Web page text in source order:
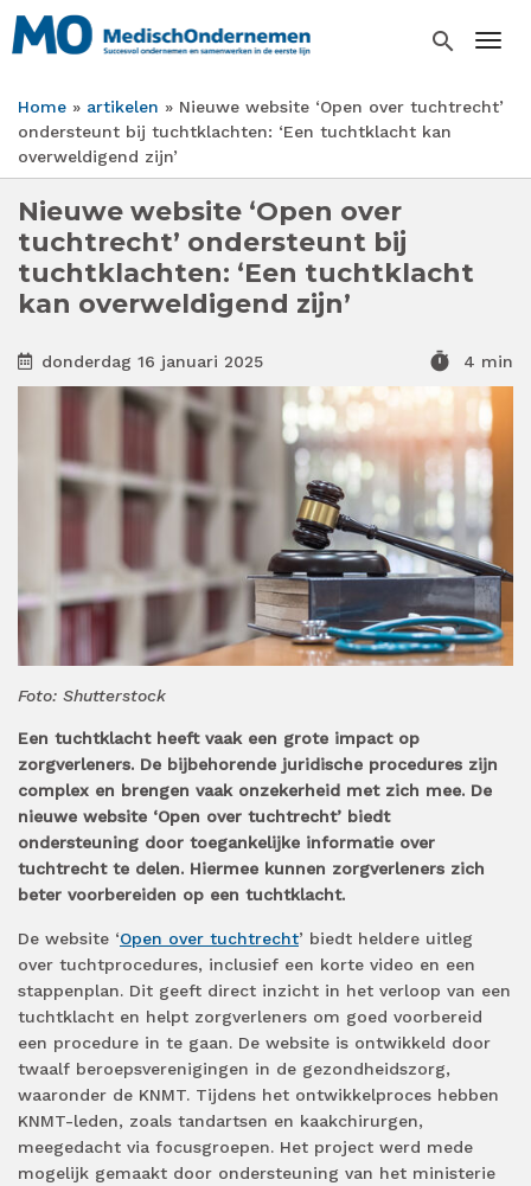
Overslaan
en
inhoud
gaan
search
Kruimelpad
Home artikelen
Nieuwe website ‘Open over tuchtrecht’
ondersteunt bij tuchtklachten: ‘Een tuchtklacht kan
overweldigend zijn’
Nieuwe website ‘Open over
tuchtrecht’ ondersteunt bij
tuchtklachten: ‘Een tuchtklacht
kan overweldigend zijn’
donderdag 16 januari 2025 timer 4 min
Foto: Shutterstock
Een tuchtklacht heeft vaak een grote impact op
zorgverleners. De bijbehorende juridische procedures zijn
complex en brengen vaak onzekerheid met zich mee. De
nieuwe website ‘Open over tuchtrecht’ biedt
ondersteuning door toegankelijke informatie over
tuchtrecht te delen. Hiermee kunnen zorgverleners zich
beter voorbereiden op een tuchtklacht.
De website ‘Open over tuchtrecht’ biedt heldere uitleg
over tuchtprocedures, inclusief een korte video en een
stappenplan. Dit geeft direct inzicht in het verloop van een
tuchtklacht en helpt zorgverleners om goed voorbereid
een procedure in te gaan. De website is ontwikkeld door
twaalf beroepsverenigingen in de gezondheidszorg,
waaronder de KNMT. Tijdens het ontwikkelproces hebben
KNMT-leden, zoals tandartsen en kaakchirurgen,
meegedacht via focusgroepen. Het project werd mede
mogelijk gemaakt door ondersteuning van het ministerie